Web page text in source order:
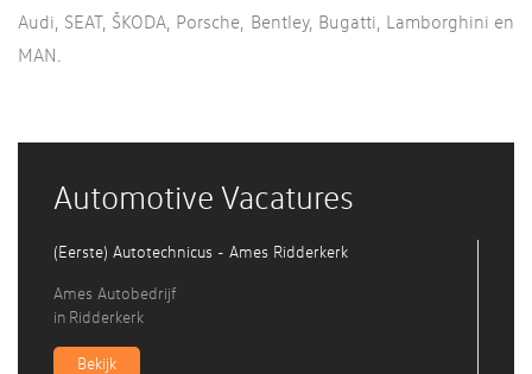
Audi, SEAT, ŠKODA, Porsche, Bentley, Bugatti, Lamborghini en
MAN.
Automotive Vacatures
(Eerste) Autotechnicus - Ames Ridderkerk
Ames Autobedrijf
in Ridderkerk
Bekijk